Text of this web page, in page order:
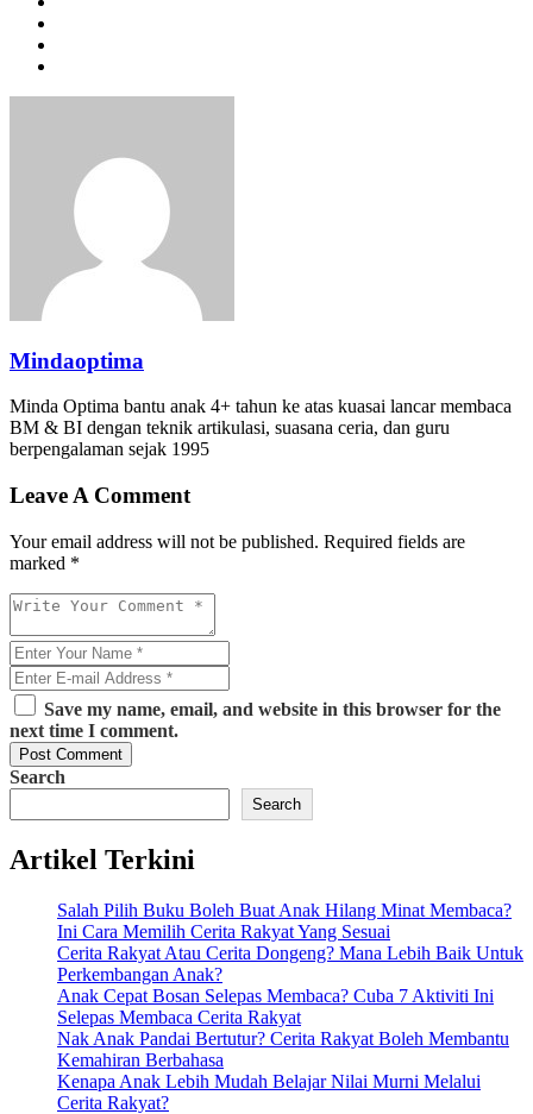
Mindaoptima
Minda Optima bantu anak 4+ tahun ke atas kuasai lancar membaca
BM & BI dengan teknik artikulasi, suasana ceria, dan guru
berpengalaman sejak 1995
Leave A Comment
Your email address will not be published. Required fields are
marked *
Save my name, email, and website in this browser for the
next time I comment.
Post Comment
Search
Search
Artikel Terkini
Salah Pilih Buku Boleh Buat Anak Hilang Minat Membaca?
Ini Cara Memilih Cerita Rakyat Yang Sesuai
Cerita Rakyat Atau Cerita Dongeng? Mana Lebih Baik Untuk
Perkembangan Anak?
Anak Cepat Bosan Selepas Membaca? Cuba 7 Aktiviti Ini
Selepas Membaca Cerita Rakyat
Nak Anak Pandai Bertutur? Cerita Rakyat Boleh Membantu
Kemahiran Berbahasa
Kenapa Anak Lebih Mudah Belajar Nilai Murni Melalui
Cerita Rakyat?